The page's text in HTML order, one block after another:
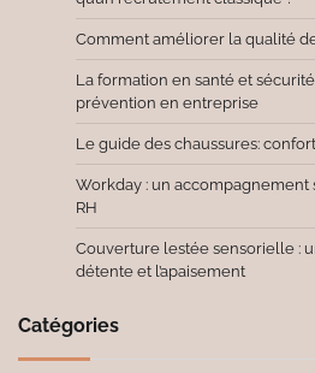
Comment améliorer la qualité
La formation en santé et
prévention en entreprise
Le guide des chaussures:
Workday : un
RH
Couverture lestée sensorielle :
détente et l’apaisement
Catégories